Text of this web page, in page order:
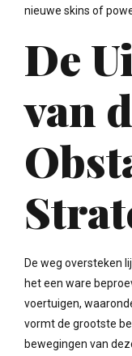
nieuwe skins of
De
van
De weg oversteken
het een ware
voertuigen,
vormt de grootste
bewegingen van